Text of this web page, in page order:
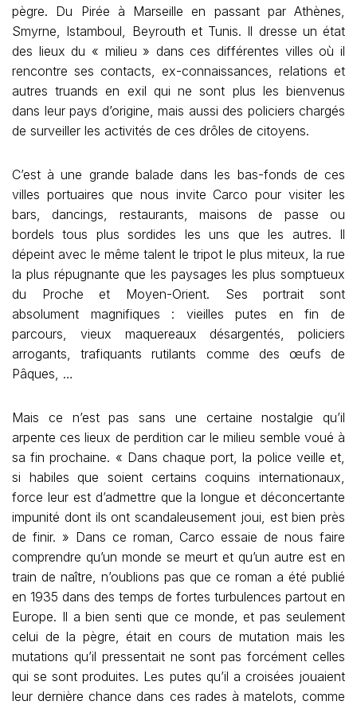
pègre. Du Pirée à Marseille en passant par Athènes,
Smyrne, Istamboul, Beyrouth et Tunis. Il dresse un état
des lieux du « milieu » dans ces différentes villes où il
rencontre ses contacts, ex-connaissances, relations et
autres truands en exil qui ne sont plus les bienvenus
dans leur pays d’origine, mais aussi des policiers chargés
de surveiller les activités de ces drôles de citoyens.
C’est à une grande balade dans les bas-fonds de ces
villes portuaires que nous invite Carco pour visiter les
bars, dancings, restaurants, maisons de passe ou
bordels tous plus sordides les uns que les autres. Il
dépeint avec le même talent le tripot le plus miteux, la rue
la plus répugnante que les paysages les plus somptueux
du Proche et Moyen-Orient. Ses portrait sont
absolument magnifiques : vieilles putes en fin de
parcours, vieux maquereaux désargentés, policiers
arrogants, trafiquants rutilants comme des œufs de
Pâques, …
Mais ce n’est pas sans une certaine nostalgie qu’il
arpente ces lieux de perdition car le milieu semble voué à
sa fin prochaine. « Dans chaque port, la police veille et,
si habiles que soient certains coquins internationaux,
force leur est d’admettre que la longue et déconcertante
impunité dont ils ont scandaleusement joui, est bien près
de finir. » Dans ce roman, Carco essaie de nous faire
comprendre qu’un monde se meurt et qu’un autre est en
train de naître, n’oublions pas que ce roman a été publié
en 1935 dans des temps de fortes turbulences partout en
Europe. Il a bien senti que ce monde, et pas seulement
celui de la pègre, était en cours de mutation mais les
mutations qu’il pressentait ne sont pas forcément celles
qui se sont produites. Les putes qu’il a croisées jouaient
leur dernière chance dans ces rades à matelots, comme